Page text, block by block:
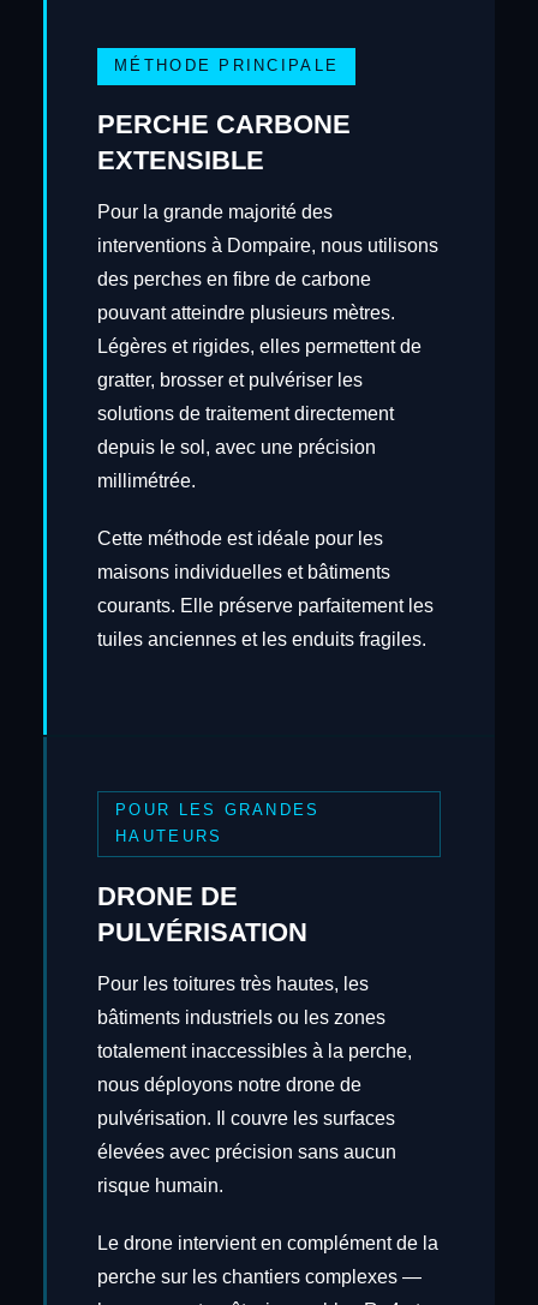
MÉTHODE PRINCIPALE
PERCHE CARBONE
EXTENSIBLE
Pour la grande majorité des
interventions à Dompaire, nous utilisons
des perches en fibre de carbone
pouvant atteindre plusieurs mètres.
Légères et rigides, elles permettent de
gratter, brosser et pulvériser les
solutions de traitement directement
depuis le sol, avec une précision
millimétrée.
Cette méthode est idéale pour les
maisons individuelles et bâtiments
courants. Elle préserve parfaitement les
tuiles anciennes et les enduits fragiles.
POUR LES GRANDES
HAUTEURS
DRONE DE
PULVÉRISATION
Pour les toitures très hautes, les
bâtiments industriels ou les zones
totalement inaccessibles à la perche,
nous déployons notre drone de
pulvérisation. Il couvre les surfaces
élevées avec précision sans aucun
risque humain.
Le drone intervient en complément de la
perche sur les chantiers complexes —